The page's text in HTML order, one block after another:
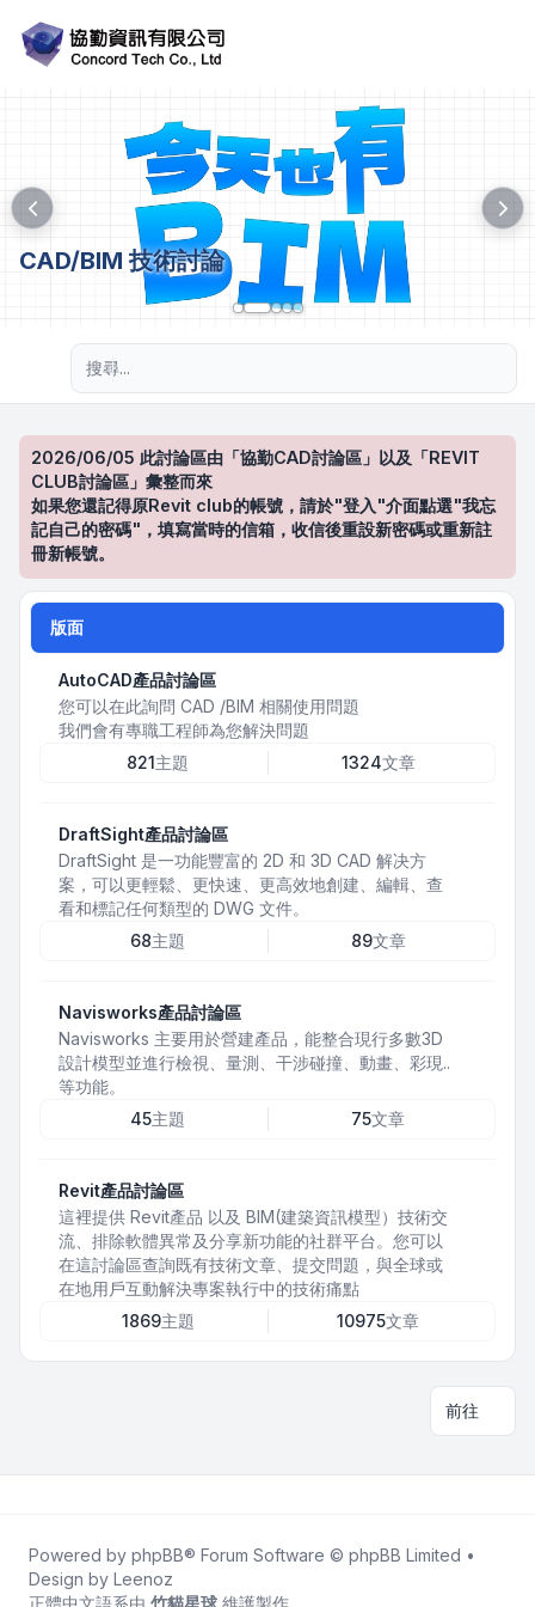
CAD/BIM 技術討論
2026/06/05 此討論區由「協勤CAD討論區」以及「REVIT
CLUB討論區」彙整而來
如果您還記得原Revit club的帳號，請於"登入"介面點選"我忘
記自己的密碼"，填寫當時的信箱，收信後重設新密碼或重新註
冊新帳號。
版面
AutoCAD產品討論區
您可以在此詢問 CAD /BIM 相關使用問題
我們會有專職工程師為您解決問題
821主題 1324文章
DraftSight產品討論區
DraftSight 是一功能豐富的 2D 和 3D CAD 解决方
案，可以更輕鬆、更快速、更高效地創建、編輯、查
看和標記任何類型的 DWG 文件。
68主題 89文章
Navisworks產品討論區
Navisworks 主要用於營建產品，能整合現行多數3D
設計模型並進行檢視、量測、干涉碰撞、動畫、彩現..
等功能。
45主題 75文章
Revit產品討論區
這裡提供 Revit產品 以及 BIM(建築資訊模型）技術交
流、排除軟體異常及分享新功能的社群平台。您可以
在這討論區查詢既有技術文章、提交問題，與全球或
在地用戶互動解決專案執行中的技術痛點
1869主題 10975文章
前往
Powered by phpBB® Forum Software © phpBB Limited •
Design by Leenoz
正體中文語系由 竹貓星球 維護製作